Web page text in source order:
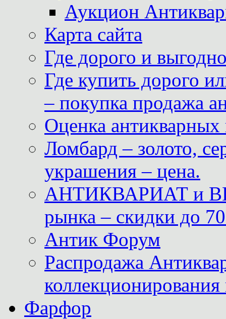
Аукцион
Карта сайта
Где дорого и
Где купить дорого
– покупка продажа
Оценка антикварных
Ломбард – золото,
украшения – цена.
АНТИКВАРИАТ и
рынка – скидки до
Антик Форум
Распродажа
Фарфор